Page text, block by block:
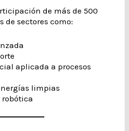
de más de 500
de sectores como:
aplicada a procesos
limpias